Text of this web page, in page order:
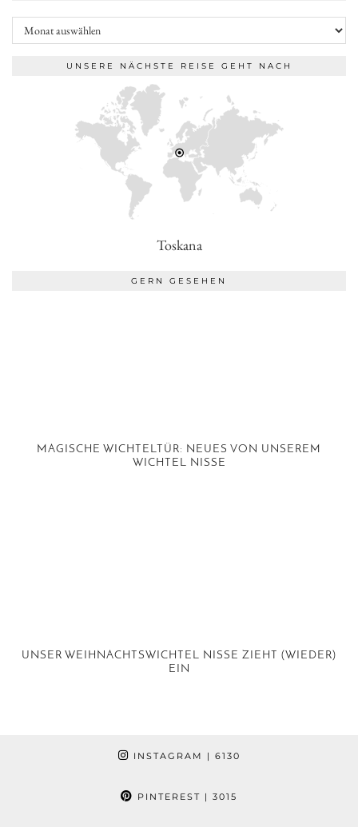
Archiv
UNSERE NÄCHSTE REISE GEHT NACH
Toskana
GERN GESEHEN
MAGISCHE WICHTELTÜR: NEUES VON UNSEREM
WICHTEL NISSE
UNSER WEIHNACHTSWICHTEL NISSE ZIEHT (WIEDER)
EIN
INSTAGRAM | 6130
PINTEREST | 3015